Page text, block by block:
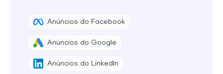
Anúncios do Facebook
Anúncios do Google
Anúncios do LinkedIn